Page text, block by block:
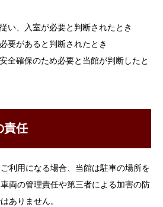
い、入室が必要と判断されたとき
要があると判断されたとき
全確保のため必要と当館が判断したと
責任
利用になる場合、当館は駐車の場所を
両の管理責任や第三者による加害の防
ありません。